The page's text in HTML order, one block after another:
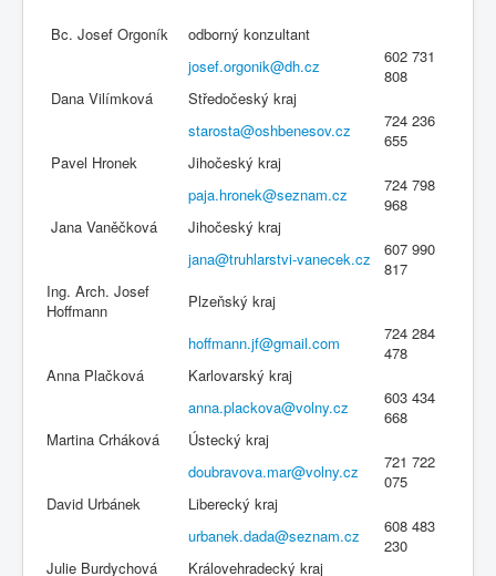
Bc. Josef Orgoník
odborný konzultant
josef.orgonik@dh.cz
602 731
808
Dana Vilímková
Středočeský kraj
starosta@oshbenesov.cz
724 236
655
Pavel Hronek
Jihočeský kraj
paja.hronek@seznam.cz
724 798
968
Jana Vaněčková
Jihočeský kraj
jana@truhlarstvi-vanecek.cz
607 990
817
Ing. Arch. Josef
Hoffmann
Plzeňský kraj
hoffmann.jf@gmail.com
724 284
478
Anna Plačková
Karlovarský kraj
anna.plackova@volny.cz
603 434
668
Martina Crháková
Ústecký kraj
doubravova.mar@volny.cz
721 722
075
David Urbánek
Liberecký kraj
urbanek.dada@seznam.cz
608 483
230
Julie Burdychová
Královehradecký kraj